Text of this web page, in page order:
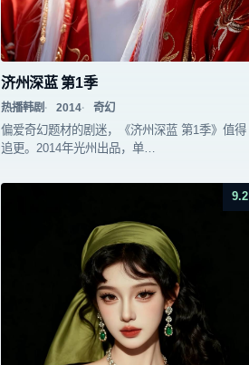
济州深蓝 第1季
热播韩剧 2014 奇幻
偏爱奇幻题材的剧迷，《济州深蓝 第1季》值得
追更。2014年光州出品，单…
9.2